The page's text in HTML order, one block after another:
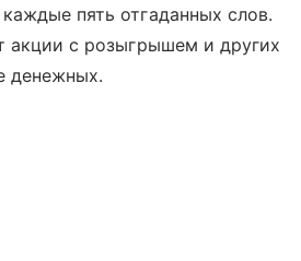
пять отгаданных слов.
акции с розыгрышем и других
денежных.